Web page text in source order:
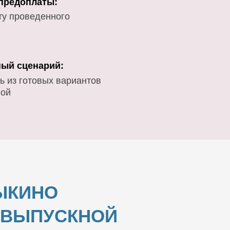
проведенного
сценарий:
из готовых вариантов